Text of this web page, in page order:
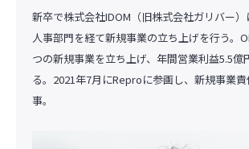
新卒で株式会社IDOM（旧株式会社ガリバー）
人事部門を経て新規事業の立ち上げを行う。
つの新規事業を立ち上げ、年間営業利益5.5億
る。2021年7月にReproに参画し、新規事業
事。